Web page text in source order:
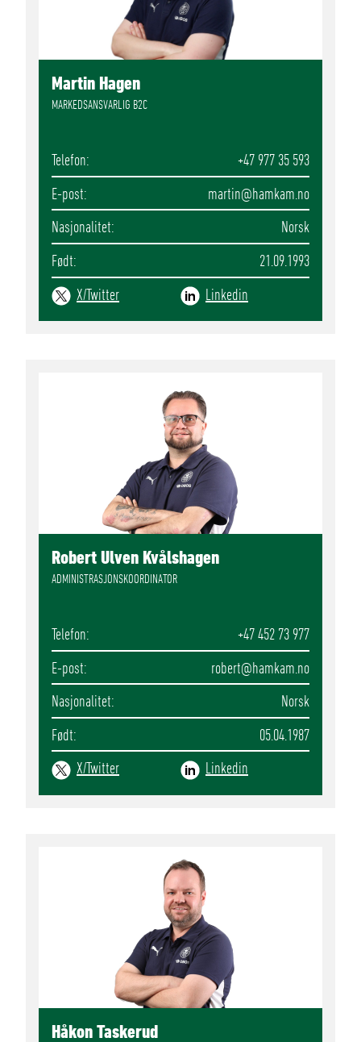
Martin Hagen
MARKEDSANSVARLIG B2C
Telefon
+47 977 35 593
E-post
martin@hamkam.no
Nasjonalitet
Norsk
Født
21.09.1993
X/Twitter
Linkedin
Robert Ulven Kvålshagen
ADMINISTRASJONSKOORDINATOR
Telefon
+47 452 73 977
E-post
robert@hamkam.no
Nasjonalitet
Norsk
Født
05.04.1987
X/Twitter
Linkedin
Håkon Taskerud